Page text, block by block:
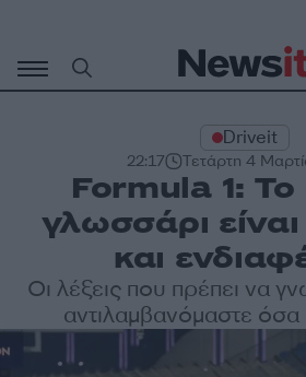
περιεχόμενο
Driveit
22:17 Τετάρτη 4
Formula 1: Το
γλωσσάρι
και
Οι λέξεις που πρέπει να
αντιλαμβανόμαστε